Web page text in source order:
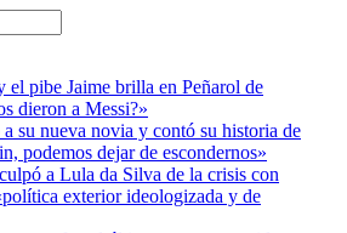
el pibe Jaime brilla en Peñarol de
dieron a Messi?»
su nueva novia y contó su historia de
podemos dejar de escondernos»
a Lula da Silva de la crisis con
exterior ideologizada y de